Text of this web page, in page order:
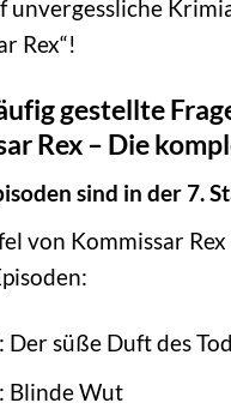
unvergessliche
Rex“!
gestellte
Rex – Die
sind in der 7.
von Kommissar
Der süße Duft des
Blinde Wut